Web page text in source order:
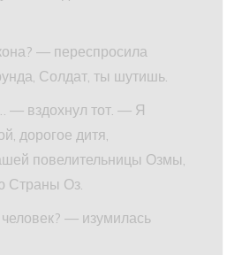
— переспросила
Солдат, ты шутишь.
— вздохнул тот. — Я
дорогое дитя,
повелительницы Озмы,
Страны Оз.
— изумилась